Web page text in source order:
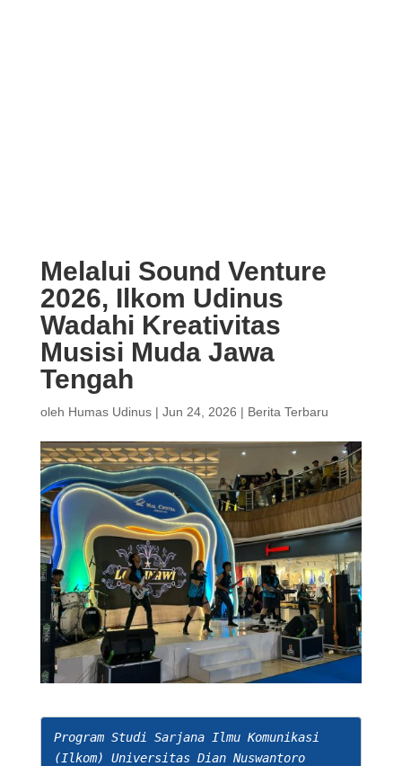
Melalui Sound Venture
2026, Ilkom Udinus
Wadahi Kreativitas
Musisi Muda Jawa
Tengah
oleh Humas Udinus| Jun 24, 2026 | Berita Terbaru
Program Studi Sarjana Ilmu Komunikasi
(Ilkom) Universitas Dian Nuswantoro